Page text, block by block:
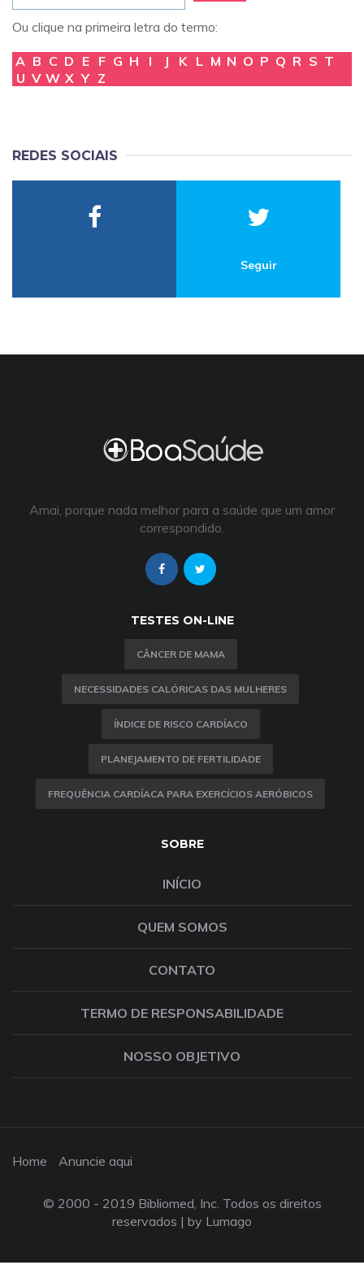
Ou clique na primeira letra do termo:
A B C D E F G H I J K L M N O P Q R S T
U V W X Y Z
REDES SOCIAIS
Seguir
Amai, porque nada melhor para a saúde que um amor
correspondido.
TESTES ON-LINE
CÂNCER DE MAMA
NECESSIDADES CALÓRICAS DAS MULHERES
ÍNDICE DE RISCO CARDÍACO
PLANEJAMENTO DE FERTILIDADE
FREQUÊNCIA CARDÍACA PARA EXERCÍCIOS AERÓBICOS
SOBRE
INÍCIO
QUEM SOMOS
CONTATO
TERMO DE RESPONSABILIDADE
NOSSO OBJETIVO
Home Anuncie aqui
© 2000 - 2019 Bibliomed, Inc. Todos os direitos
reservados | by Lumago